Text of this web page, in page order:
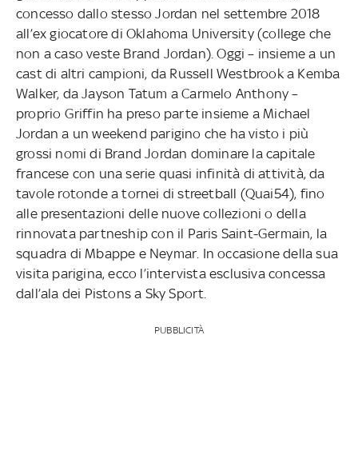
concesso dallo stesso Jordan nel settembre 2018
all’ex giocatore di Oklahoma University (college che
non a caso veste Brand Jordan). Oggi – insieme a un
cast di altri campioni, da Russell Westbrook a Kemba
Walker, da Jayson Tatum a Carmelo Anthony –
proprio Griffin ha preso parte insieme a Michael
Jordan a un weekend parigino che ha visto i più
grossi nomi di Brand Jordan dominare la capitale
francese con una serie quasi infinità di attività, da
tavole rotonde a tornei di streetball (Quai54), fino
alle presentazioni delle nuove collezioni o della
rinnovata partneship con il Paris Saint-Germain, la
squadra di Mbappe e Neymar. In occasione della sua
visita parigina, ecco l’intervista esclusiva concessa
dall’ala dei Pistons a Sky Sport.
PUBBLICITÀ